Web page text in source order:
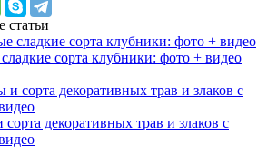
статьи
сорта клубники: фото + видео
декоративных трав и злаков с